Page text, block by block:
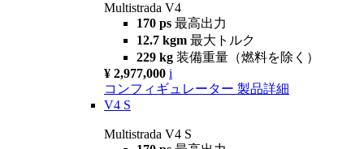
Multistrada V4
170 ps 最高出力
12.7 kgm 最大トルク
229 kg 装備重量（燃料を除く）
¥ 2,977,000 i
コンフィギュレーター 製品詳細
V4 S
Multistrada V4 S